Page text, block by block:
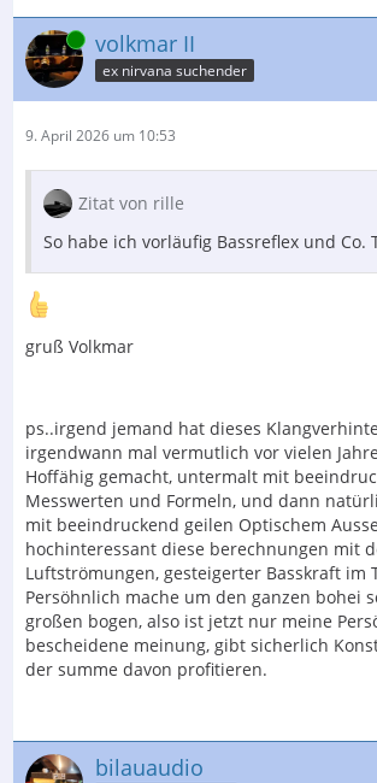
Online volkmar II
ex nirvana suchender
9. April 2026 um 10:53
Zitat von rille
So habe ich vorläufig Bassreflex und Co.
gruß Volkmar
ps..irgend jemand hat dieses
irgendwann mal vermutlich vor vielen
Hoffähig gemacht, untermalt mit
Messwerten und Formeln, und dann
mit beeindruckend geilen Optischem
hochinteressant diese berechnungen mit
Luftströmungen, gesteigerter Basskraft im
Persöhnlich mache um den ganzen bohei
großen bogen, also ist jetzt nur meine
bescheidene meinung, gibt sicherlich
der summe davon profitieren.
bilauaudio